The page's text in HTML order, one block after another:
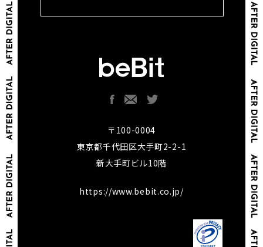
〒100-0004
東京都千代田区大手町2-2-1
新大手町ビル10階
https://www.bebit.co.jp/